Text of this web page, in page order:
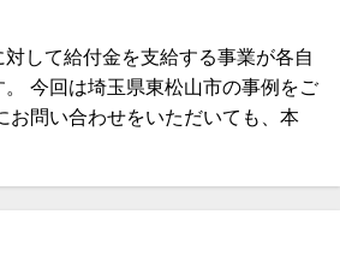
して給付金を支給する事業が各自
今回は埼玉県東松山市の事例をご
お問い合わせをいただいても、本